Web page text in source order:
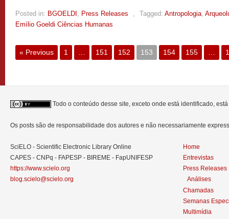
Posted in: BGOELDI , Press Releases , Tagged: Antropologia,
Emílio Goeldi Ciências Humanas
« Previous 1 151 152 153 154 155
Todo o conteúdo desse site, exceto onde está identificado,
Os posts são de responsabilidade dos autores e não necessariamente
SciELO - Scientific Electronic Library Online
CAPES - CNPq - FAPESP - BIREME - FapUNIFESP
https://www.scielo.org
blog.scielo@scielo.org
Home
Entrevistas
Press Releases
Análises
Chamadas
Semanas
Multimídia